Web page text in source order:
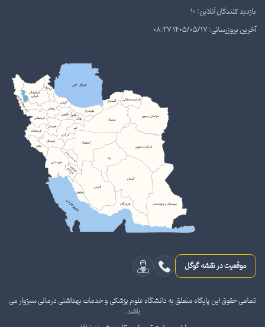
بازدید کنندگان آنلاین: 10
آخرین بروزرسانی: 1405/05/17 08:27
موقعیت در نقشه گوگل
تمامی حقوق این پایگاه متعلق به دانشگاه علوم پزشکی و خدمات بهداشتی درمانی سبزوار می
باشد.